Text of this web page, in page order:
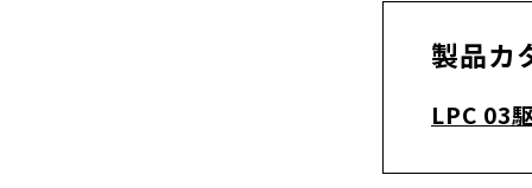
製品カ
LPC 03